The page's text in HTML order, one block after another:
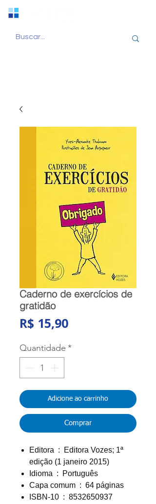
Caderno de exercícios de
gratidão
R$ 15,90Preço
Quantidade *
Adicione ao carrinho
Comprar
Editora ‏ : ‎
Editora Vozes; 1ª
edição (1 janeiro 2015)
Idioma ‏ : ‎
Português
Capa comum ‏ : ‎ 64 páginas
ISBN-10 ‏ : ‎ 8532650937